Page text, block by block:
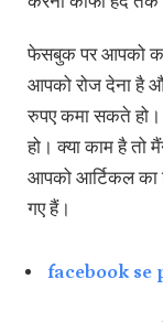
फेसबुक पर आपको
आपको रोज देना है
रुपए कमा सकते हो।
हो। क्या काम है
आपको आर्टिकल का
गए हैं।
facebook se